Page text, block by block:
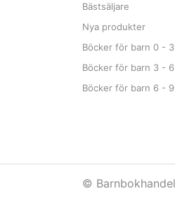
Bästsäljare
Nya produkter
Böcker för barn 0 -
Böcker för barn 3 -
Böcker för barn 6 -
©